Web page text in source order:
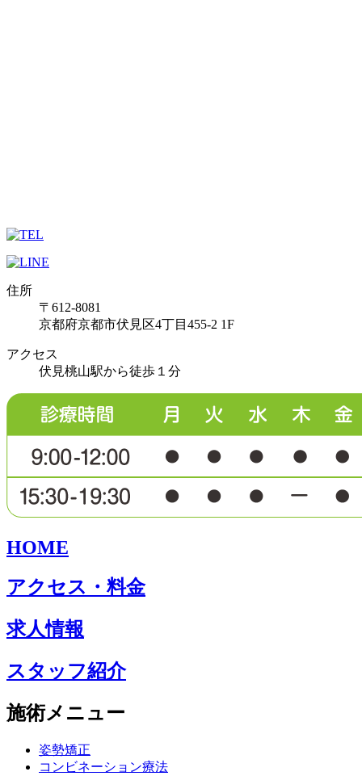
住所
〒612-8081
京都府京都市伏見区4丁目455-2 1F
アクセス
伏見桃山駅から徒歩１分
HOME
アクセス・料金
求人情報
スタッフ紹介
施術メニュー
姿勢矯正
コンビネーション療法